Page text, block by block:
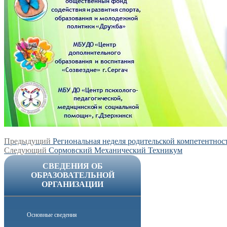
Навигация
по
записям
Предыдущий Предыдущая
запись:
Региональная неделя родительской
Следующий Следующая
Сормовский Механический Техникум
СВЕДЕНИЯ ОБ
ОБРАЗОВАТЕЛЬНОЙ
ОРГАНИЗАЦИИ
Основные сведения